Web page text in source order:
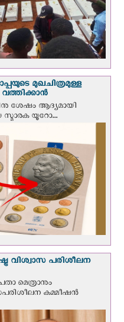
മുഖചിത്രമുള്ള
ശേഷം ആദ്യമായി
സ്മാരക യൂറോ...
വിശ്വാസ പരിശീലന
മെത്രാനും
കമ്മീഷൻ